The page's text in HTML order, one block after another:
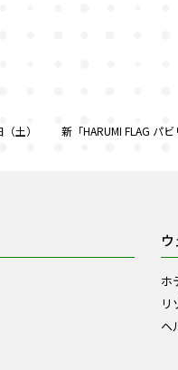
） 新「HARUMI FLAG パビ
ホ
リ
ヘ